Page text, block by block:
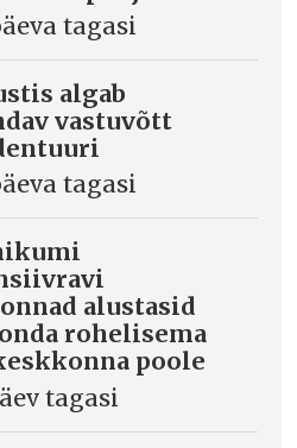
tagasi
algab
vastuvõtt
tagasi
alustasid
rohelisema
poole
tagasi